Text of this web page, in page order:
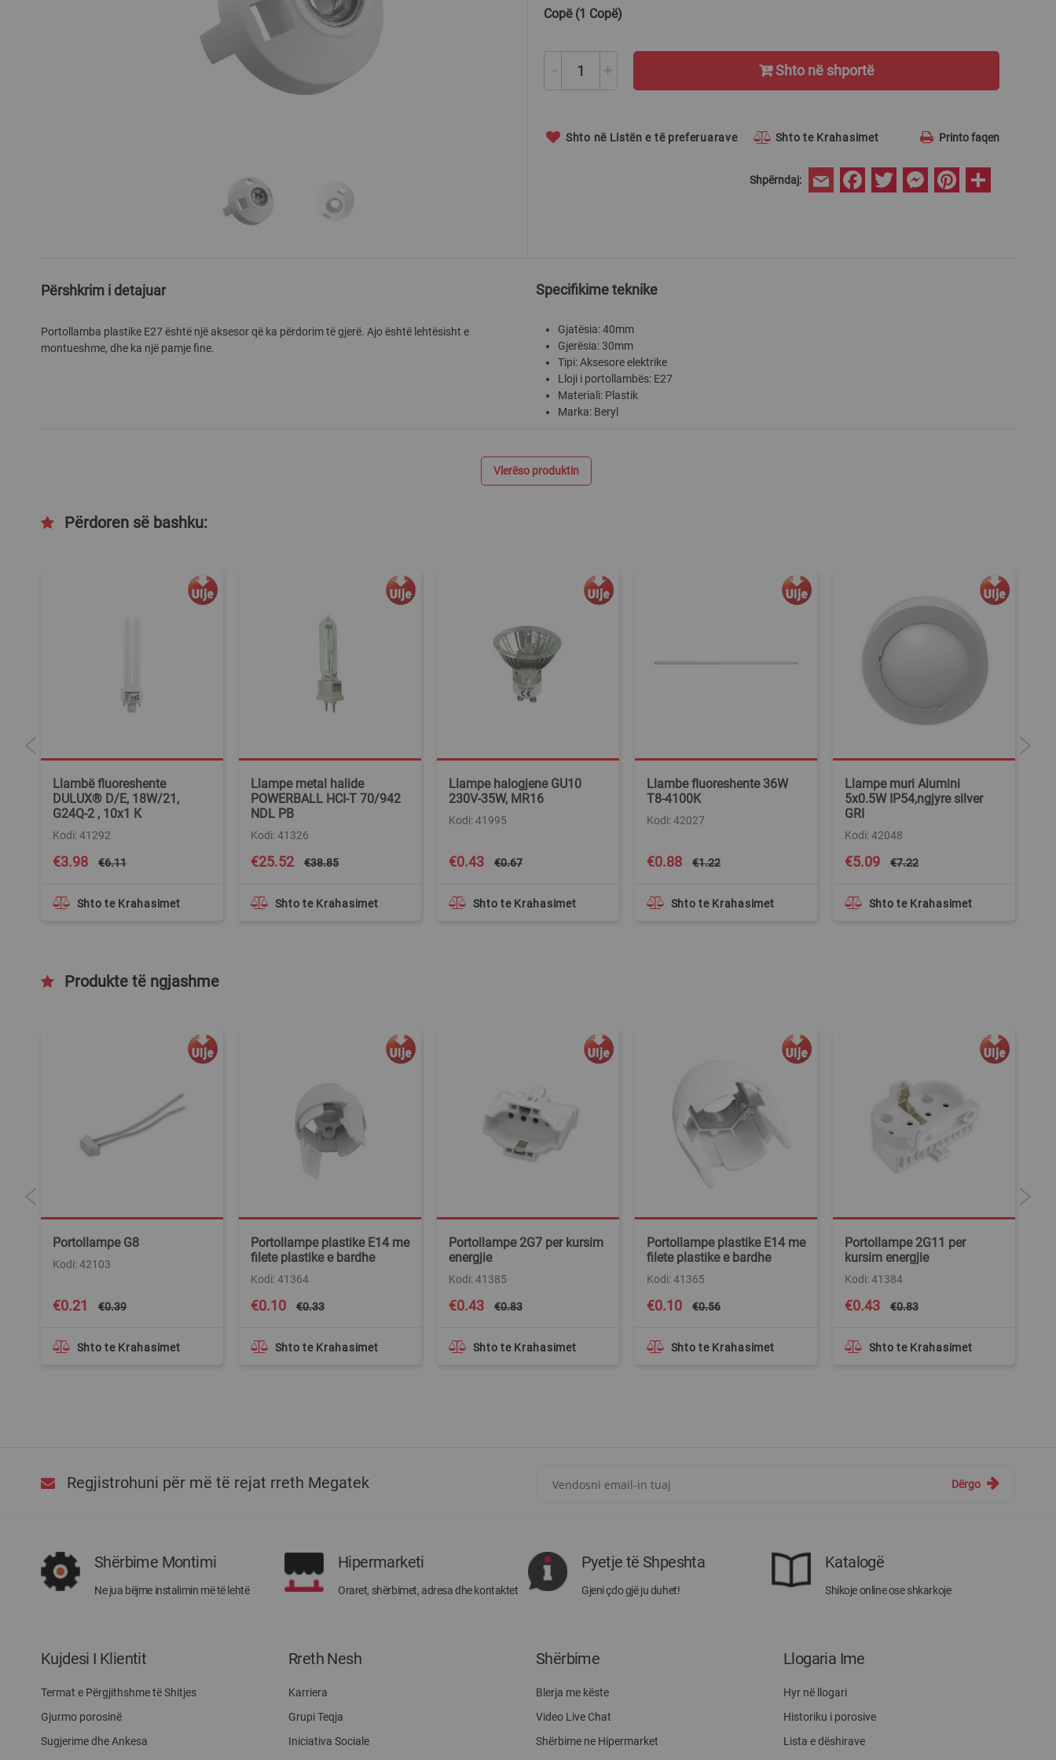
the
beginning
the
images
Copë (1 Copë)
- + Shto në shportë
Shto në Listën e të preferuarave Shto te Krahasimet Printo faqen
Shpërndaj: Email FacebookTwitter MessengerPinterest
Përshkrim i detajuar
Portollamba plastike E27 është një aksesor që ka përdorim të gjerë. Ajo është lehtësisht e
montueshme, dhe ka një pamje fine.
Specifikime teknike
Gjatësia: 40mm
Gjerësia: 30mm
Tipi: Aksesore elektrike
Lloji i portollambës: E27
Materiali: Plastik
Marka: Beryl
Vlerëso produktin
Përdoren së bashku:
Llambë fluoreshente
DULUX® D/E, 18W/21,
G24Q-2 , 10x1 K
Special
Price
€3.98 €6.11
Kodi: 41292
Shto te Krahasimet
Llampe metal halide
POWERBALL HCI-T 70/942
NDL PB
Special
Price
€25.52 €38.85
Kodi: 41326
Shto te Krahasimet
Llampe halogjene GU10
230V-35W, MR16
Special
Price
€0.43 €0.67
Kodi: 41995
Shto te Krahasimet
Llambe fluoreshente 36W
T8-4100K
Special
Price
€0.88 €1.22
Kodi: 42027
Shto te Krahasimet
Llampe muri Alumini
5x0.5W IP54,ngjyre silver
GRI
Special
Price
€5.09 €7.22
Kodi: 42048
Shto te Krahasimet
Produkte të ngjashme
Portollampe G8
Special
Price
€0.21 €0.39
Kodi: 42103
Shto te Krahasimet
Portollampe plastike E14 me
filete plastike e bardhe
Special
Price
€0.10 €0.33
Kodi: 41364
Shto te Krahasimet
Portollampe 2G7 per kursim
energjie
Special
Price
€0.43 €0.83
Kodi: 41385
Shto te Krahasimet
Portollampe plastike E14 me
filete plastike e bardhe
Special
Price
€0.10 €0.56
Kodi: 41365
Shto te Krahasimet
Portollampe 2G11 per
kursim energjie
Special
Price
€0.43 €0.83
Kodi: 41384
Shto te Krahasimet
Regjistrohuni për më të rejat rreth Megatek
rreth
Megatek:
Dërgo
Shërbime Montimi
Ne jua bëjme instalimin më të lehtë
Hipermarketi
Oraret, shërbimet, adresa dhe kontaktet
Pyetje të Shpeshta
Gjeni çdo gjë ju duhet!
Katalogë
Shikoje online ose shkarkoje
Kujdesi I Klientit
Termat e Përgjithshme të Shitjes
Gjurmo porosinë
Sugjerime dhe Ankesa
Rreth Nesh
Karriera
Grupi Teqja
Iniciativa Sociale
Shërbime
Blerja me këste
Video Live Chat
Shërbime ne Hipermarket
Llogaria Ime
Hyr në llogari
Historiku i porosive
Lista e dëshirave